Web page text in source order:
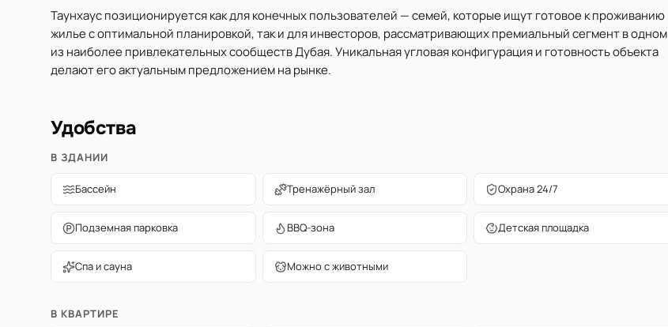
Таунхаус позиционируется как для конечных пользователей — семей, которые ищут готовое к проживанию
жилье с оптимальной планировкой, так и для инвесторов, рассматривающих премиальный сегмент в одном
из наиболее привлекательных сообществ Дубая. Уникальная угловая конфигурация и готовность объекта
делают его актуальным предложением на рынке.
Удобства
В ЗДАНИИ
Бассейн Тренажёрный зал Охрана 24/7
Подземная парковка BBQ-зона Детская площадка
Спа и сауна Можно с животными
В КВАРТИРЕ